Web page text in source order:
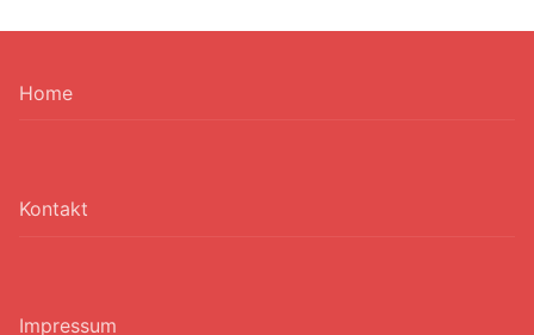
Home
Kontakt
Impressum